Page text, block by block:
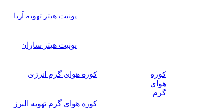
یونیت هیتر تهویه آریا
یونیت هیتر ساران
کوره
هوای
گرم
کوره هوای گرم انرژی
کوره هوای گرم تهویه البرز